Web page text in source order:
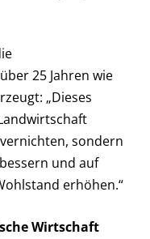
25 Jahren wie
„Dieses
sondern
und auf
erhöhen.“
Wirtschaft